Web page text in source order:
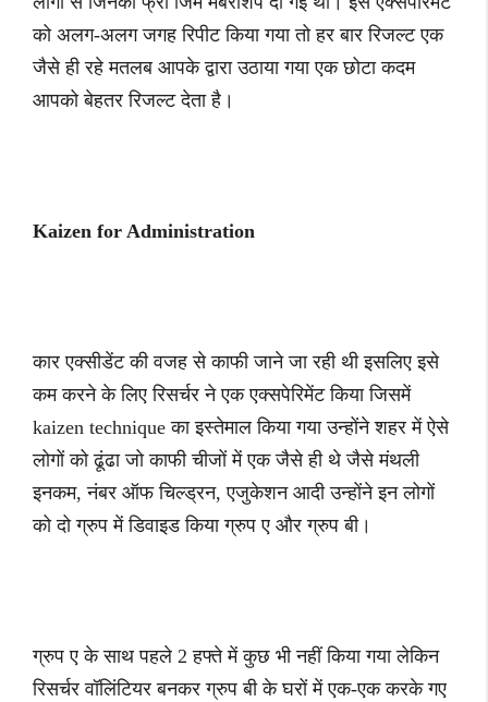
को अलग-अलग जगह रिपीट किया गया तो हर बार रिजल्ट एक
जैसे ही रहे मतलब आपके द्वारा उठाया गया एक छोटा कदम
आपको बेहतर रिजल्ट देता है।
Kaizen for Administration
कार एक्सीडेंट की वजह से काफी जाने जा रही थी इसलिए इसे
कम करने के लिए रिसर्चर ने एक एक्सपेरिमेंट किया जिसमें
kaizen technique का इस्तेमाल किया गया उन्होंने शहर में ऐसे
लोगों को ढूंढा जो काफी चीजों में एक जैसे ही थे जैसे मंथली
इनकम, नंबर ऑफ चिल्ड्रन, एजुकेशन आदी उन्होंने इन लोगों
को दो ग्रुप में डिवाइड किया ग्रुप ए और ग्रुप बी।
ग्रुप ए के साथ पहले 2 हफ्ते में कुछ भी नहीं किया गया लेकिन
रिसर्चर वॉलिंटियर बनकर ग्रुप बी के घरों में एक-एक करके गए